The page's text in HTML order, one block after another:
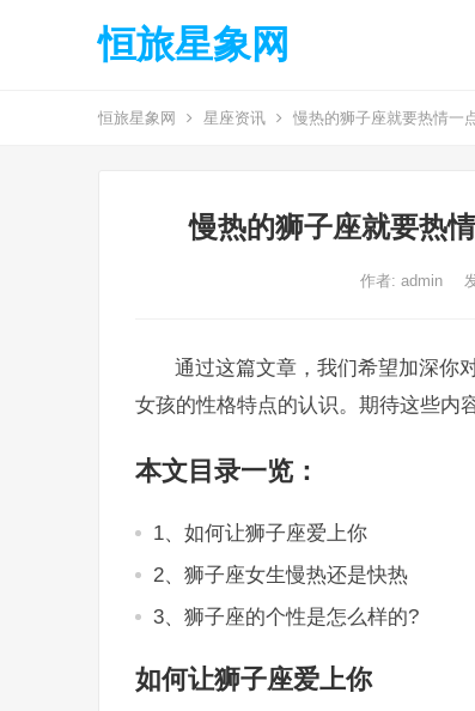
恒旅星象网
恒旅星象网 星座资讯 慢热的狮子座就要热情一
慢热的狮子座就要热
作者: admin
通过这篇文章，我们希望加深你
女孩的性格特点的认识。期待这些内
本文目录一览：
1、如何让狮子座爱上你
2、狮子座女生慢热还是快热
3、狮子座的个性是怎么样的?
如何让狮子座爱上你